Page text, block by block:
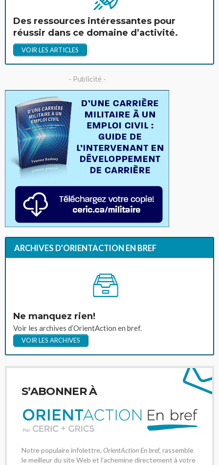
Des ressources intéressantes pour
réussir dans ce domaine d’activité.
VOIR LES ARTICLES
- Publicité -
ARCHIVES D’ORIENTACTION EN BREF
Ne manquez rien!
Voir les archives d’OrientAction en bref.
VOIR LES ARCHIVES
S’ABONNER À
Notre populaire infolettre, OrientAction En bref, rassemble
le meilleur du site Web et l'achemine directement à votre